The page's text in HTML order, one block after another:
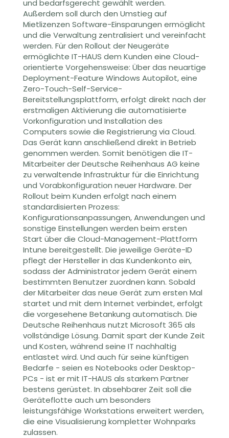
und bedarfsgerecht gewählt werden.
Außerdem soll durch den Umstieg auf
Mietlizenzen Software-Einsparungen ermöglicht
und die Verwaltung zentralisiert und vereinfacht
werden. Für den Rollout der Neugeräte
ermöglichte IT-HAUS dem Kunden eine Cloud-
orientierte Vorgehensweise: Über das neuartige
Deployment-Feature Windows Autopilot, eine
Zero-Touch-Self-Service-
Bereitstellungsplattform, erfolgt direkt nach der
erstmaligen Aktivierung die automatisierte
Vorkonfiguration und Installation des
Computers sowie die Registrierung via Cloud.
Das Gerät kann anschließend direkt in Betrieb
genommen werden. Somit benötigen die IT-
Mitarbeiter der Deutsche Reihenhaus AG keine
zu verwaltende Infrastruktur für die Einrichtung
und Vorabkonfiguration neuer Hardware. Der
Rollout beim Kunden erfolgt nach einem
standardisierten Prozess:
Konfigurationsanpassungen, Anwendungen und
sonstige Einstellungen werden beim ersten
Start über die Cloud-Management-Plattform
Intune bereitgestellt. Die jeweilige Geräte-ID
pflegt der Hersteller in das Kundenkonto ein,
sodass der Administrator jedem Gerät einem
bestimmten Benutzer zuordnen kann. Sobald
der Mitarbeiter das neue Gerät zum ersten Mal
startet und mit dem Internet verbindet, erfolgt
die vorgesehene Betankung automatisch. Die
Deutsche Reihenhaus nutzt Microsoft 365 als
vollständige Lösung. Damit spart der Kunde Zeit
und Kosten, während seine IT nachhaltig
entlastet wird. Und auch für seine künftigen
Bedarfe - seien es Notebooks oder Desktop-
PCs - ist er mit IT-HAUS als starkem Partner
bestens gerüstet. In absehbarer Zeit soll die
Geräteflotte auch um besonders
leistungsfähige Workstations erweitert werden,
die eine Visualisierung kompletter Wohnparks
zulassen.